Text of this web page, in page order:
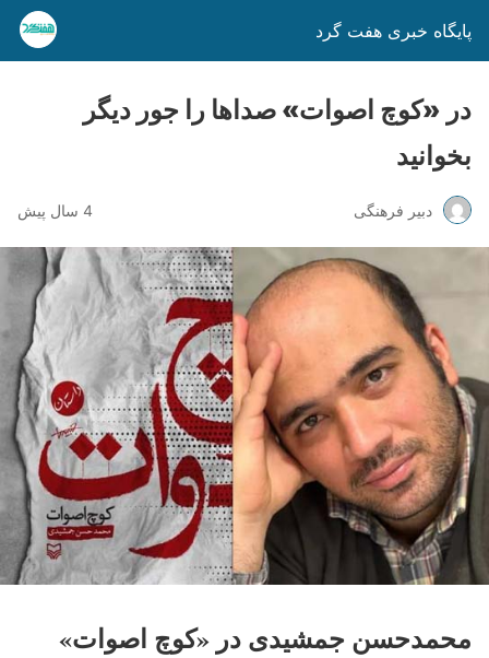
پایگاه خبری هفت گرد
در «کوچ اصوات» صداها را جور دیگر
بخوانید
دبیر فرهنگی 4 سال پیش
محمدحسن جمشیدی در «کوچ اصوات»